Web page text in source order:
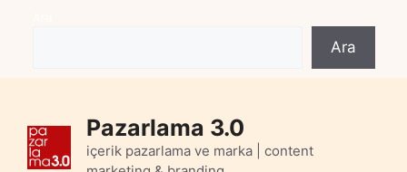
Ara
Pazarlama 3.0
içerik pazarlama ve marka | content